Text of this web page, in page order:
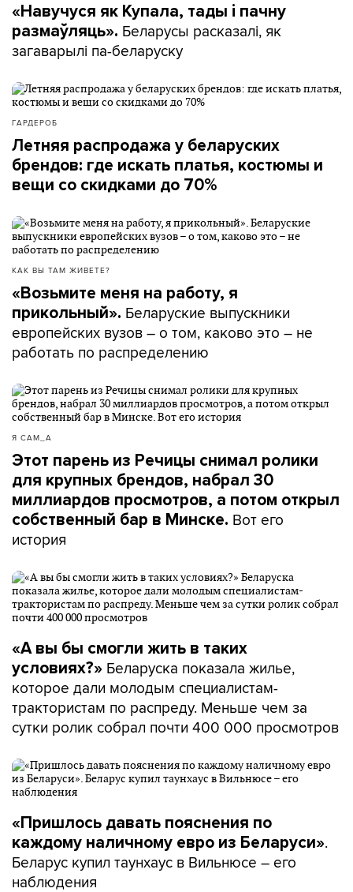
«Навучуся як Купала, тады і пачну
размаўляць». Беларусы расказалі, як
загаварылі па-беларуску
ГАРДЕРОБ
Летняя распродажа у беларуских
брендов: где искать платья, костюмы и
вещи со скидками до 70%
КАК ВЫ ТАМ ЖИВЕТЕ?
«Возьмите меня на работу, я
прикольный». Беларуские выпускники
европейских вузов – о том, каково это – не
работать по распределению
Я САМ_А
Этот парень из Речицы снимал ролики
для крупных брендов, набрал 30
миллиардов просмотров, а потом открыл
собственный бар в Минске. Вот его
история
«А вы бы смогли жить в таких
условиях?» Беларуска показала жилье,
которое дали молодым специалистам-
трактористам по распреду. Меньше чем за
сутки ролик собрал почти 400 000 просмотров
«Пришлось давать пояснения по
каждому наличному евро из Беларуси».
Беларус купил таунхаус в Вильнюсе – его
наблюдения